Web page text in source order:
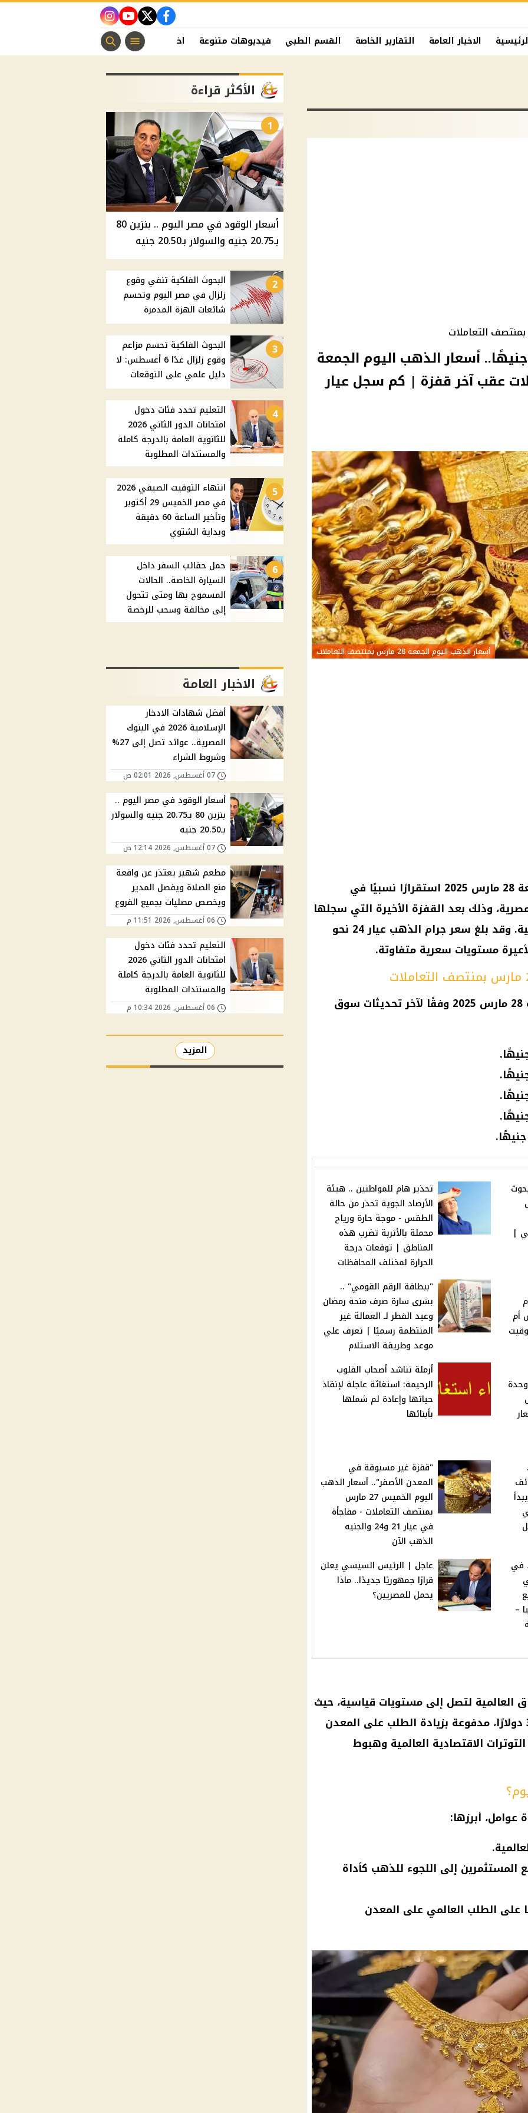
facebook
twitter
youtube
instagram
الاخبار العامة التقارير الخاصة القسم الطبي فيديوهات متنوعة اخبار الفن منوعات مسيحية
وصول الجرام لـ 4937 جنيهًا.. أسعار الذهب اليوم الجمعة
عقب آخر قفزة | كم سجل عيار
أسعار الذهب اليوم الجمعة 28 مارس بمنتصف التعاملات
تشهد أسعار الذهب اليوم الجمعة 28 مارس 2025 استقرارًا نسبيًا في
وذلك بعد القفزة الأخيرة التي سجلها
المعدن الأصفر خلال الأيام الماضية. وقد بلغ سعر جرام الذهب عيار 24 نحو
جاءت أسعار الذهب اليوم الجمعة 28 مارس 2025 وفقًا لآخر تحديثات سوق
|
تحذير هام للمواطنين .. هيئة
الأرصاد الجوية تحذر من حالة
الطقس - موجة حارة ورياح
محملة بالأتربة تضرب هذه
المناطق | توقعات درجة
الحرارة لمختلف المحافظات
أم
"ببطاقة الرقم القومي" ..
بشرى سارة صرف منحة رمضان
وعيد الفطر لـ العمالة غير
المنتظمة رسميًا | تعرف علي
موعد وطريقة الاستلام
ألف وحدة
أرملة تناشد أصحاب القلوب
الرحيمة: استغاثة عاجلة لإنقاذ
حياتها وإعادة لم شملها
بأبنائها
"قفزة غير مسبوقة في
المعدن الأصفر".. أسعار الذهب
اليوم الخميس 27 مارس
بمنتصف التعاملات - مفاجأة
في عيار 21 و24 والجنيه
الذهب الآن
في
–
عاجل | الرئيس السيسي يعلن
قرارًا جمهوريًا جديدًا.. ماذا
يحمل للمصريين؟
العالمية لتصل إلى مستويات قياسية، حيث
سجلت الأوقية (الأونصة) 3050.32 دولارًا، مدفوعة بزيادة الطلب على المعدن
الاقتصادية العالمية وهبوط
عوامل، أبرزها:
إلى اللجوء للذهب كأداة
على الطلب العالمي على المعدن
الأكثر قراءة
1
أسعار الوقود في مصر اليوم .. بنزين 80
بـ20.75 جنيه والسولار بـ20.50 جنيه
2
البحوث الفلكية تنفي وقوع
زلزال في مصر اليوم وتحسم
شائعات الهزة المدمرة
3
البحوث الفلكية تحسم مزاعم
وقوع زلزال غدًا 6 أغسطس: لا
دليل علمي على التوقعات
4
التعليم تحدد فئات دخول
امتحانات الدور الثاني 2026
للثانوية العامة بالدرجة كاملة
والمستندات المطلوبة
5
انتهاء التوقيت الصيفي 2026
في مصر الخميس 29 أكتوبر
وتأخير الساعة 60 دقيقة
وبداية الشتوي
6
حمل حقائب السفر داخل
السيارة الخاصة.. الحالات
المسموح بها ومتى تتحول
إلى مخالفة وسحب للرخصة
الاخبار العامة
أفضل شهادات الادخار
الإسلامية 2026 في البنوك
المصرية.. عوائد تصل إلى 27%
وشروط الشراء
07 أغسطس, 2026 02:01 ص
أسعار الوقود في مصر اليوم ..
بنزين 80 بـ20.75 جنيه والسولار
بـ20.50 جنيه
07 أغسطس, 2026 12:14 ص
مطعم شهير يعتذر عن واقعة
منع الصلاة ويفصل المدير
ويخصص مصليات بجميع الفروع
06 أغسطس, 2026 11:51 م
التعليم تحدد فئات دخول
امتحانات الدور الثاني 2026
للثانوية العامة بالدرجة كاملة
والمستندات المطلوبة
06 أغسطس, 2026 10:34 م
المزيد